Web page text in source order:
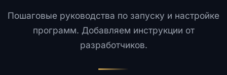
Пошаговые руководства по запуску и настройке
программ. Добавляем инструкции от
разработчиков.